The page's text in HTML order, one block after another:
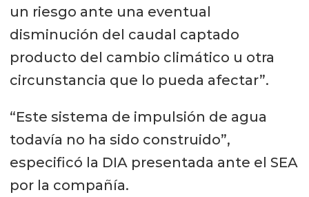
un riesgo ante una eventual
disminución del caudal captado
producto del cambio climático u otra
circunstancia que lo pueda afectar”.
“Este sistema de impulsión de agua
todavía no ha sido construido”,
especificó la DIA presentada ante el SEA
por la compañía.